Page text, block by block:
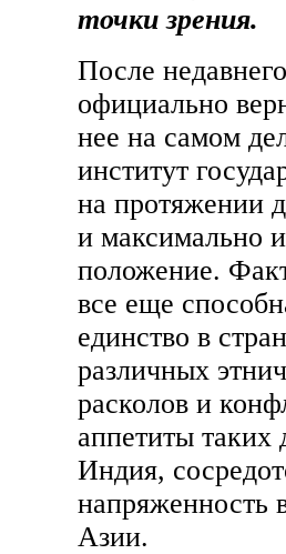
точки зрения.
После
официально
нее на самом
институт
на протяжении
и максимально
положение.
все еще
единство в
различных
расколов и
аппетиты
Индия,
напряженность
Азии.